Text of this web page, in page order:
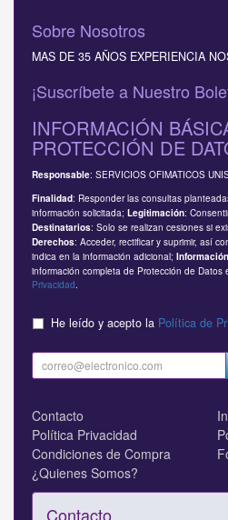
Sobre Nosotros
MAS DE 35 AÑOS EXPERIENCIA
¡Suscríbete a Nuestro
INFORMACIÓN
PROTECCIÓN DE
Responsable: SERVICIOS OFIMATICOS
Finalidad: Responder las consultas
información solicitada; Legitimación:
Destinatarios: Solo se realizan cesiones si
Derechos: Acceder, rectificar y suprimir, así
indica en la información adicional;
información completa de Protección de Datos
Privacidad
He leído y acepto la Política de
Contacto
Política Privacidad
Condiciones de Compra
¿Quienes Somos?
Contacto